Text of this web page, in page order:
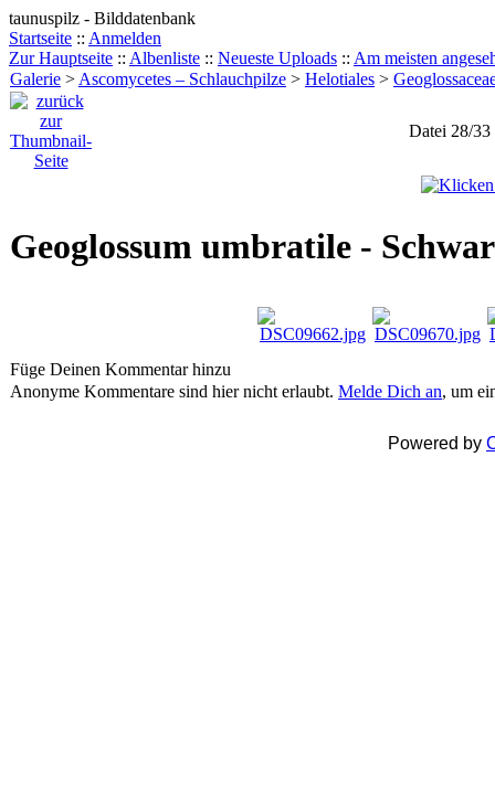
taunuspilz - Bilddatenbank
Startseite :: Anmelden
Zur Hauptseite :: Albenliste :: Neueste Uploads :: Am meisten
Galerie > Ascomycetes – Schlauchpilze > Helotiales >
Datei 28/33
Geoglossum umbratile -
Füge Deinen Kommentar hinzu
Anonyme Kommentare sind hier nicht erlaubt. Melde Dich an, um
Powered by